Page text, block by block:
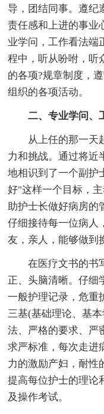
导，团结同事。遵纪
责任感和上进的事业
业学问，工作看法端
程中，听从吩咐，听
的各项?规章制度，
组织的各项活动。
二、专业学问、工
从上任的那一天起
力和挑战。通过将近
地相识到了一个副护
好"这样一个目标，
助护士长做好病房的
仔细接待每一位病人
友，亲人，能够做到
在医疗文书的书写
正、头脑清晰。仔细
一般护理记录，危重
三基(基础理论、基
法、严格的要求、严
求严标准，每次走进
力的激励产妇，耐性
提高每位护士的理论
及操作考试。